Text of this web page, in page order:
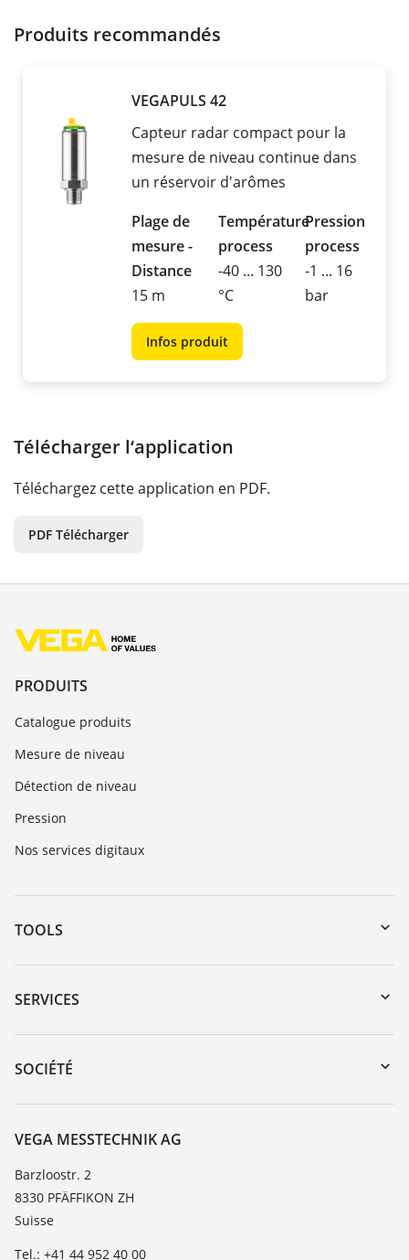
Produits recommandés
VEGAPULS 42
Capteur radar compact pour la
mesure de niveau continue dans
un réservoir d'arômes
Plage de
mesure -
Distance
15 m
Température
process
-40 ... 130
°C
Pression
process
-1 ... 16
bar
Infos produit
Télécharger l‘application
Téléchargez cette application en PDF.
PDF Télécharger
PRODUITS
Catalogue produits
Mesure de niveau
Détection de niveau
Pression
Nos services digitaux
TOOLS
Téléchargements
Recherche par numéro de série
DTM Collection/PACTware
SERVICES
Retour d'appareil
Formations
TeamViewer
SOCIÉTÉ
À propos de VEGA
Contact
News
Presse
Blog
VEGA MESSTECHNIK AG
Barzloostr. 2
8330 PFÄFFIKON ZH
Suisse
Tel.: +41 44 952 40 00